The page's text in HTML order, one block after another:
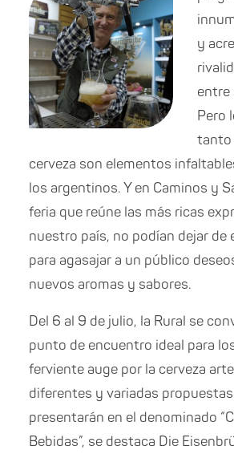
y
entre
Pero
tanto
cerveza son elementos
los argentinos. Y en Caminos y
feria que reúne las más ricas
nuestro país, no podían dejar de
para agasajar a un público
nuevos aromas y sabores.
Del 6 al 9 de julio, la Rural se
punto de encuentro ideal para
ferviente auge por la cerveza
diferentes y variadas
presentarán en el denominado
Bebidas”, se destaca Die